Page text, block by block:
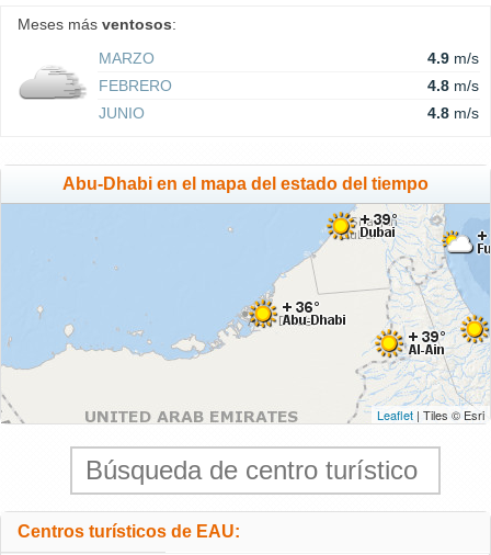
Meses más ventosos:
MARZO
4.9 m/s
FEBRERO
4.8 m/s
JUNIO
4.8 m/s
Abu-Dhabi en el mapa del estado del tiempo
Leaflet | Tiles © Esri
Centros turísticos de EAU: